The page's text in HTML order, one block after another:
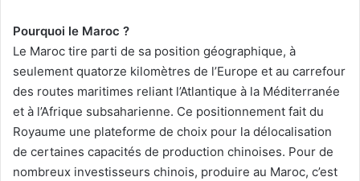
Pourquoi le Maroc ?
Le Maroc tire parti de sa position géographique, à
seulement quatorze kilomètres de l’Europe et au carrefour
des routes maritimes reliant l’Atlantique à la Méditerranée
et à l’Afrique subsaharienne. Ce positionnement fait du
Royaume une plateforme de choix pour la délocalisation
de certaines capacités de production chinoises. Pour de
nombreux investisseurs chinois, produire au Maroc, c’est